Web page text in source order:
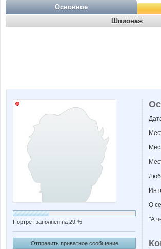
Основное
Шпионаж
Портрет заполнен на 29 %
Отправить приватное сообщение
О
"А